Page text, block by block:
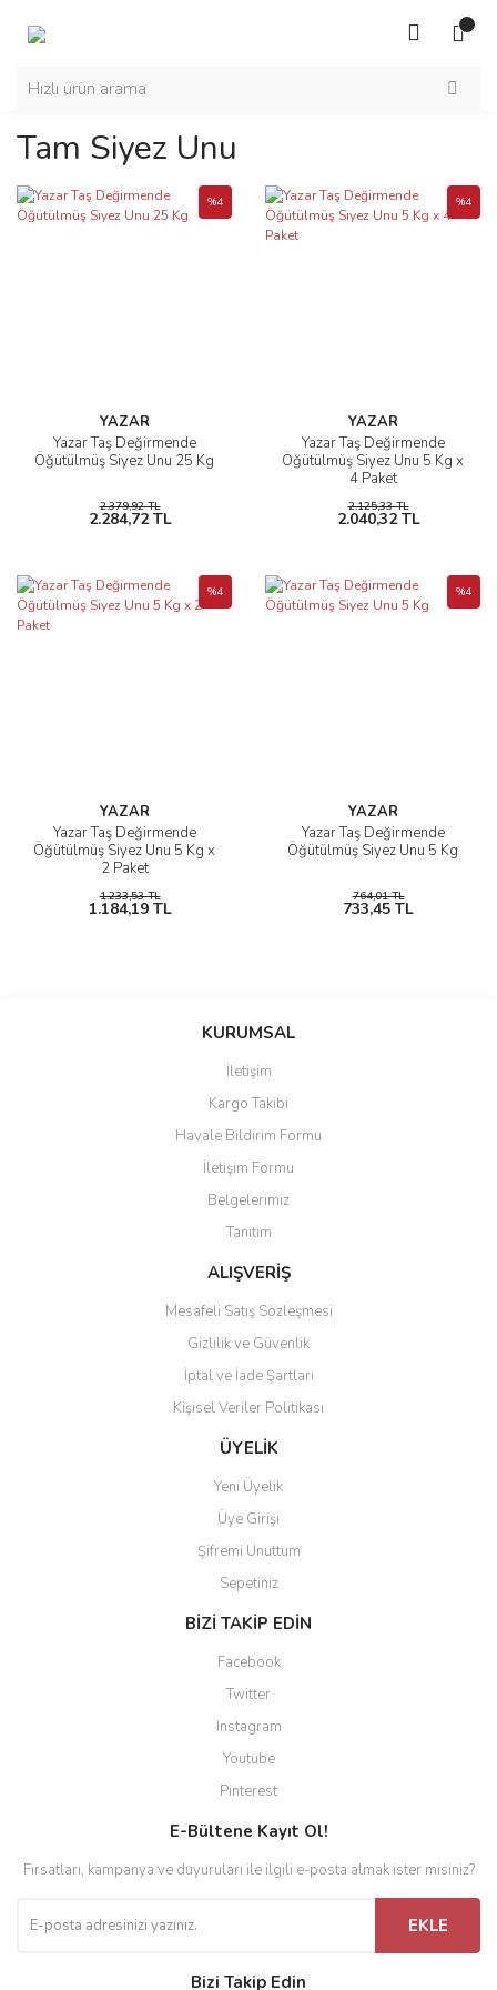
Tam Siyez Unu
YAZAR
Yazar Taş Değirmende
Öğütülmüş Siyez Unu 25 Kg
%4
2.379,92 TL
2.284,72 TL
YAZAR
Yazar Taş Değirmende
Öğütülmüş Siyez Unu 5 Kg x
4 Paket
%4
2.125,33 TL
2.040,32 TL
YAZAR
Yazar Taş Değirmende
Öğütülmüş Siyez Unu 5 Kg x
2 Paket
%4
1.233,53 TL
1.184,19 TL
YAZAR
Yazar Taş Değirmende
Öğütülmüş Siyez Unu 5 Kg
%4
764,01 TL
733,45 TL
KURUMSAL
İletişim
Kargo Takibi
Havale Bildirim Formu
İletişim Formu
Belgelerimiz
Tanıtım
ALIŞVERİŞ
Mesafeli Satış Sözleşmesi
Gizlilik ve Güvenlik
İptal ve İade Şartları
Kişisel Veriler Politikası
ÜYELİK
Yeni Üyelik
Üye Girişi
Şifremi Unuttum
Sepetiniz
BİZİ TAKİP EDİN
Facebook
Twitter
Instagram
Youtube
Pinterest
E-Bültene Kayıt Ol!
Fırsatları, kampanya ve duyuruları ile ilgili e-posta almak ister misiniz?
EKLE
Bizi Takip Edin